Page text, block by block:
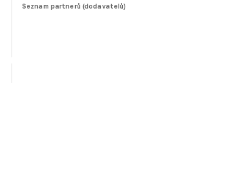
Seznam partnerů (dodavatelů)